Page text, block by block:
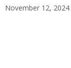
November 12, 2024